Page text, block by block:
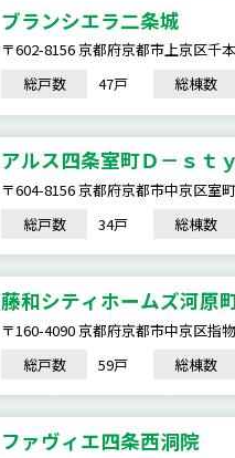
ブランシエラ二条城
〒602-8156 京都府京都市上京区千
総戸数
47戸 総棟数
アルス四条室町Ｄ－ｓｔ
〒604-8156 京都府京都市中京区室
総戸数
34戸 総棟数
藤和シティホームズ河原
〒160-4090 京都府京都市中京区指
総戸数
59戸 総棟数
ファヴィエ四条西洞院